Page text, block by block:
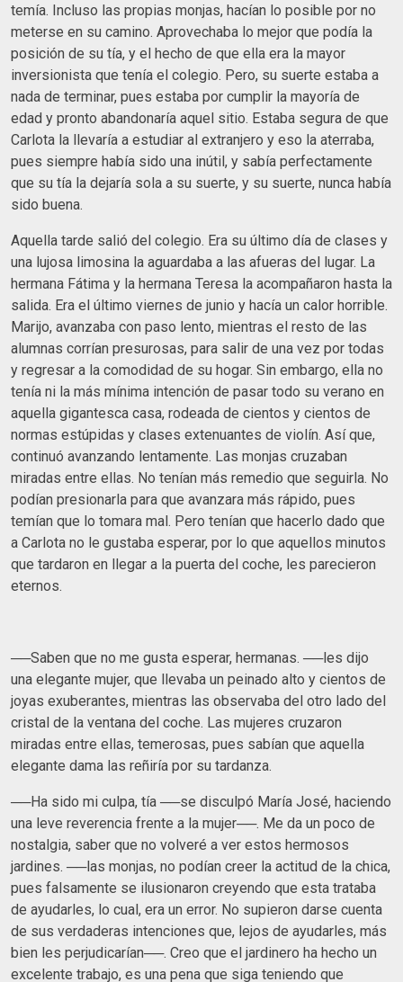
temía. Incluso las propias monjas, hacían lo posible por no
meterse en su camino. Aprovechaba lo mejor que podía la
posición de su tía, y el hecho de que ella era la mayor
inversionista que tenía el colegio. Pero, su suerte estaba a
nada de terminar, pues estaba por cumplir la mayoría de
edad y pronto abandonaría aquel sitio. Estaba segura de que
Carlota la llevaría a estudiar al extranjero y eso la aterraba,
pues siempre había sido una inútil, y sabía perfectamente
que su tía la dejaría sola a su suerte, y su suerte, nunca había
sido buena.
Aquella tarde salió del colegio. Era su último día de clases y
una lujosa limosina la aguardaba a las afueras del lugar. La
hermana Fátima y la hermana Teresa la acompañaron hasta la
salida. Era el último viernes de junio y hacía un calor horrible.
Marijo, avanzaba con paso lento, mientras el resto de las
alumnas corrían presurosas, para salir de una vez por todas
y regresar a la comodidad de su hogar. Sin embargo, ella no
tenía ni la más mínima intención de pasar todo su verano en
aquella gigantesca casa, rodeada de cientos y cientos de
normas estúpidas y clases extenuantes de violín. Así que,
continuó avanzando lentamente. Las monjas cruzaban
miradas entre ellas. No tenían más remedio que seguirla. No
podían presionarla para que avanzara más rápido, pues
temían que lo tomara mal. Pero tenían que hacerlo dado que
a Carlota no le gustaba esperar, por lo que aquellos minutos
que tardaron en llegar a la puerta del coche, les parecieron
eternos.
──Saben que no me gusta esperar, hermanas. ──les dijo
una elegante mujer, que llevaba un peinado alto y cientos de
joyas exuberantes, mientras las observaba del otro lado del
cristal de la ventana del coche. Las mujeres cruzaron
miradas entre ellas, temerosas, pues sabían que aquella
elegante dama las reñiría por su tardanza.
──Ha sido mi culpa, tía ──se disculpó María José, haciendo
una leve reverencia frente a la mujer──. Me da un poco de
nostalgia, saber que no volveré a ver estos hermosos
jardines. ──las monjas, no podían creer la actitud de la chica,
pues falsamente se ilusionaron creyendo que esta trataba
de ayudarles, lo cual, era un error. No supieron darse cuenta
de sus verdaderas intenciones que, lejos de ayudarles, más
bien les perjudicarían──. Creo que el jardinero ha hecho un
excelente trabajo, es una pena que siga teniendo que